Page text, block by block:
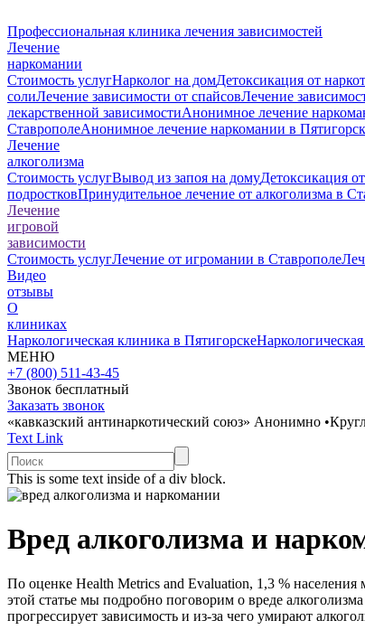
Профессиональная клиника лечения зависимостей
Лечение
наркомании
Стоимость услугНарколог на домДетоксикация от
солиЛечение зависимости от спайсовЛечение
лекарственной зависимостиАнонимное лечение
СтаврополеАнонимное лечение наркомании в
Лечение
алкоголизма
Стоимость услугВывод из запоя на домуДетоксикация
подростковПринудительное лечение от алкоголизма в
Лечение
игровой
зависимости
Стоимость услугЛечение от игромании в Ставрополе
Видео
отзывы
О
клиниках
Наркологическая клиника в Пятигорске
МЕНЮ
+7 (800) 511-43-45
Звонок бесплатный
Заказать звонок
«кавказский антинаркотический союз» Анонимно •
Text Link
This is some text inside of a div block.
Вред алкоголизма и
По оценке Health Metrics and Evaluation, 1,3 % населения
этой статье мы подробно поговорим о вреде
прогрессирует зависимость и из-за чего умирают